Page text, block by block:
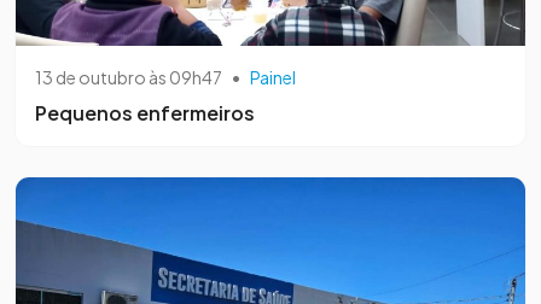
13 de outubro às 09h47 • Painel
Pequenos enfermeiros